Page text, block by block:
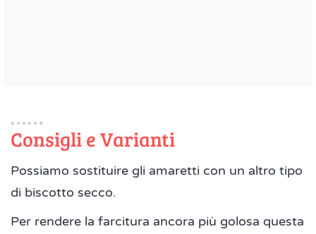
Consigli e Varianti
Possiamo sostituire gli amaretti con un altro tipo
di biscotto secco.
Per rendere la farcitura ancora più golosa questa